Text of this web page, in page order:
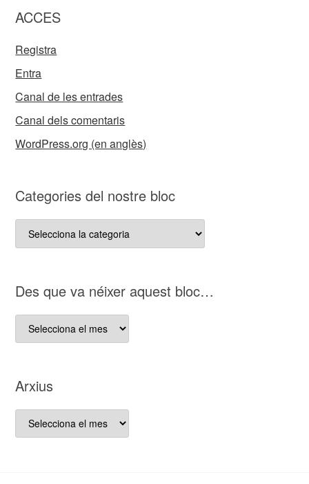
ACCES
Registra
Entra
Canal de les entrades
Canal dels comentaris
WordPress.org (en anglès)
Categories del nostre bloc
Categories
del
D es que va néixer aquest bloc…
D es
que
aquest
bloc…
Arxius
Arxius